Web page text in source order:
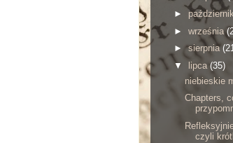
►
► września
►sierpnia
▼
lipca (35)
niebieskie
Chapters,
czyli